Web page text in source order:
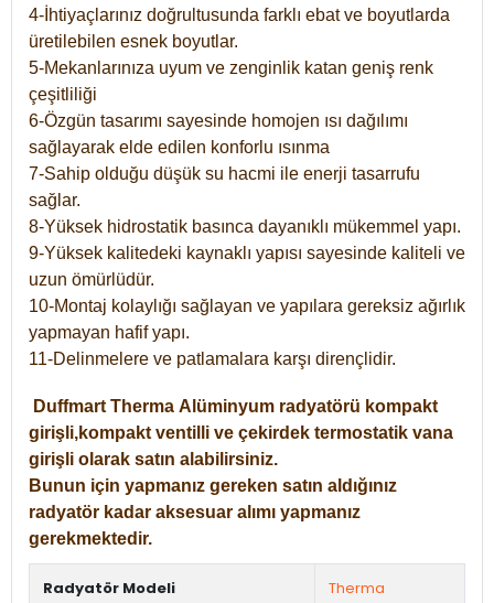
4-İhtiyaçlarınız doğrultusunda farklı ebat ve boyutlarda
üretilebilen esnek boyutlar.
5-Mekanlarınıza uyum ve zenginlik katan geniş renk
çeşitliliği
6-Özgün tasarımı sayesinde homojen ısı dağılımı
sağlayarak elde edilen konforlu ısınma
7-Sahip olduğu düşük su hacmi ile enerji tasarrufu
sağlar.
8-Yüksek hidrostatik basınca dayanıklı mükemmel yapı.
9-Yüksek kalitedeki kaynaklı yapısı sayesinde kaliteli ve
uzun ömürlüdür.
10-Montaj kolaylığı sağlayan ve yapılara gereksiz ağırlık
yapmayan hafif yapı.
11-Delinmelere ve patlamalara karşı dirençlidir.
Duffmart Therma Alüminyum radyatörü kompakt
girişli,kompakt ventilli ve çekirdek termostatik vana
girişli olarak satın alabilirsiniz.
Bunun için yapmanız gereken satın aldığınız
radyatör kadar aksesuar alımı yapmanız
gerekmektedir.
Radyatör Modeli Therma